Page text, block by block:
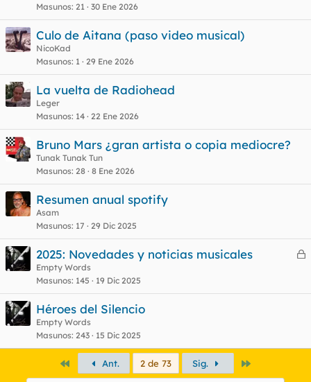
Masunos 21 30 Ene 2026
Culo de Aitana (paso video musical)
NicoKad
Masunos 1 29 Ene 2026
La vuelta de Radiohead
Leger
Masunos 14 22 Ene 2026
Bruno Mars ¿gran artista o copia mediocre?
Tunak Tunak Tun
Masunos 28 8 Ene 2026
Resumen anual spotify
Asam
Masunos 17 29 Dic 2025
C
r
2025: Novedades y noticias musicales
Empty Words
Masunos 145 19 Dic 2025
Héroes del Silencio
Empty Words
Masunos 243 15 Dic 2025
PrimeroAnt. 2 de 73 Sig.